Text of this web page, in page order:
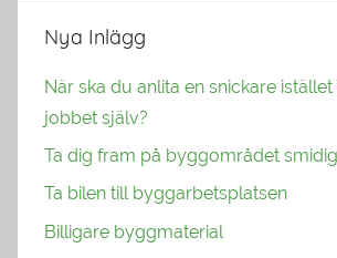
Nya Inlägg
När ska du anlita en snickare
jobbet själv?
Ta dig fram på byggområdet
Ta bilen till byggarbetsplatsen
Billigare byggmaterial